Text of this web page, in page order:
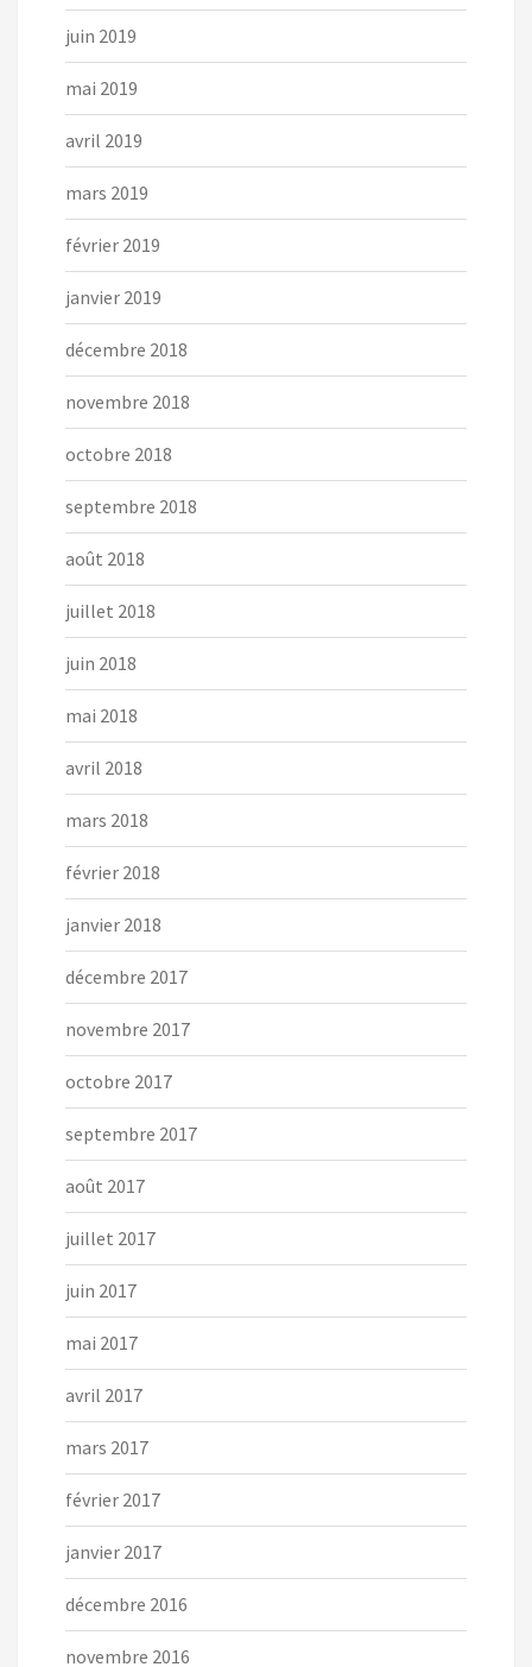
juin 2019
mai 2019
avril 2019
mars 2019
février 2019
janvier 2019
décembre 2018
novembre 2018
octobre 2018
septembre 2018
août 2018
juillet 2018
juin 2018
mai 2018
avril 2018
mars 2018
février 2018
janvier 2018
décembre 2017
novembre 2017
octobre 2017
septembre 2017
août 2017
juillet 2017
juin 2017
mai 2017
avril 2017
mars 2017
février 2017
janvier 2017
décembre 2016
novembre 2016